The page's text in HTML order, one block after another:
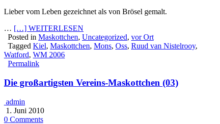
Lieber vom Leben gezeichnet als von Brösel gemalt.
… […] WEITERLESEN
Posted in Maskottchen, Uncategorized, vor Ort
Tagged Kiel, Maskottchen, Mons, Oss, Ruud van Nistelrooy,
Watford, WM 2006
Permalink
Die großartigsten Vereins-Maskottchen (03)
admin
1. Juni 2010
0 Comments